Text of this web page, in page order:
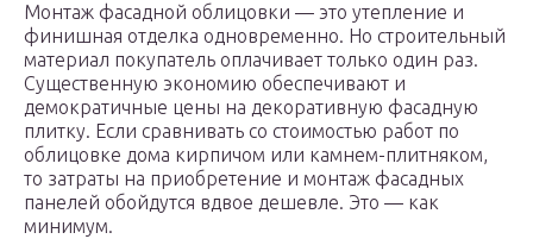
Монтаж фасадной облицовки — это утепление и
финишная отделка одновременно. Но строительный
материал покупатель оплачивает только один раз.
Существенную экономию обеспечивают и
демократичные цены на декоративную фасадную
плитку. Если сравнивать со стоимостью работ по
облицовке дома кирпичом или камнем-плитняком,
то затраты на приобретение и монтаж фасадных
панелей обойдутся вдвое дешевле. Это — как
минимум.